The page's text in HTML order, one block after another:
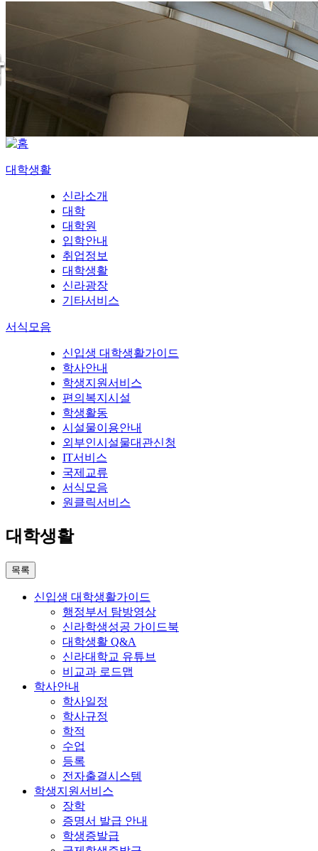
대학생활
신라소개
대학
대학원
입학안내
취업정보
대학생활
신라광장
기타서비스
서식모음
신입생 대학생활가이드
학사안내
학생지원서비스
편의복지시설
학생활동
시설물이용안내
외부인시설물대관신청
IT서비스
국제교류
서식모음
원클릭서비스
대학생활
목록
신입생 대학생활가이드
행정부서 탐방영상
신라학생성공 가이드북
대학생활 Q&A
신라대학교 유튜브
비교과 로드맵
학사안내
학사일정
학사규정
학적
수업
등록
전자출결시스템
학생지원서비스
장학
증명서 발급 안내
학생증발급